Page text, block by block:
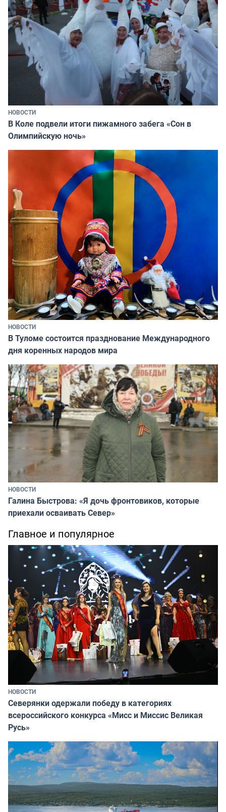
НОВОСТИ
В Коле подвели итоги пижамного забега «Сон в
Олимпийскую ночь»
НОВОСТИ
В Туломе состоится празднование Международного
дня коренных народов мира
НОВОСТИ
Галина Быстрова: «Я дочь фронтовиков, которые
приехали осваивать Север»
Главное и популярное
НОВОСТИ
Северянки одержали победу в категориях
всероссийского конкурса «Мисс и Миссис Великая
Русь»